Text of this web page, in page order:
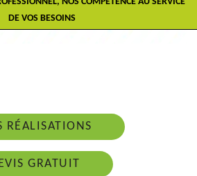
DE VOS BESOINS
RÉALISATIONS
GRATUIT